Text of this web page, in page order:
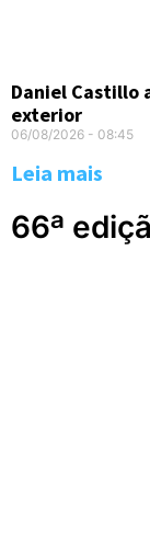
Daniel Castillo
exterior
06/08/2026 08:45
Leia mais
66ª